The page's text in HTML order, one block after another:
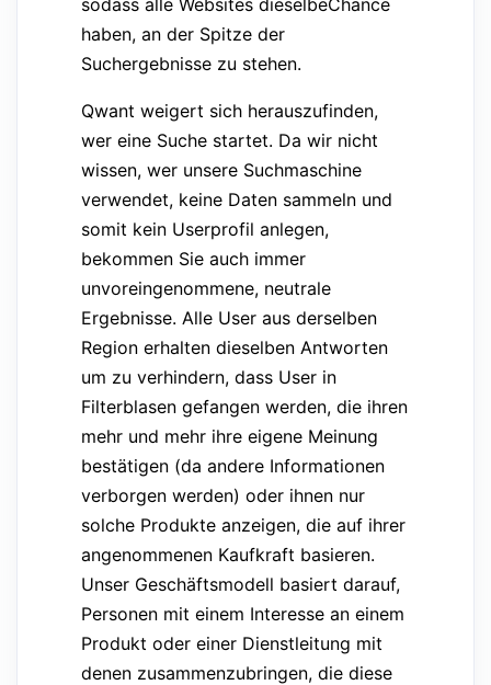
sodass alle Websites dieselbeChance
haben, an der Spitze der
Suchergebnisse zu stehen.
Qwant weigert sich herauszufinden,
wer eine Suche startet. Da wir nicht
wissen, wer unsere Suchmaschine
verwendet, keine Daten sammeln und
somit kein Userprofil anlegen,
bekommen Sie auch immer
unvoreingenommene, neutrale
Ergebnisse. Alle User aus derselben
Region erhalten dieselben Antworten
um zu verhindern, dass User in
Filterblasen gefangen werden, die ihren
mehr und mehr ihre eigene Meinung
bestätigen (da andere Informationen
verborgen werden) oder ihnen nur
solche Produkte anzeigen, die auf ihrer
angenommenen Kaufkraft basieren.
Unser Geschäftsmodell basiert darauf,
Personen mit einem Interesse an einem
Produkt oder einer Dienstleitung mit
denen zusammenzubringen, die diese